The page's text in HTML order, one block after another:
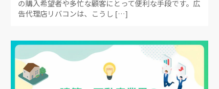
の購入希望者や多忙な顧客にとって便利な手段です。広
告代理店リバコンは、こうし […]